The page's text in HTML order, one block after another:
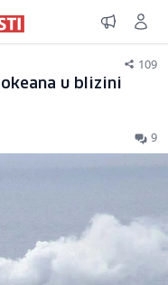
109
u blizini
9